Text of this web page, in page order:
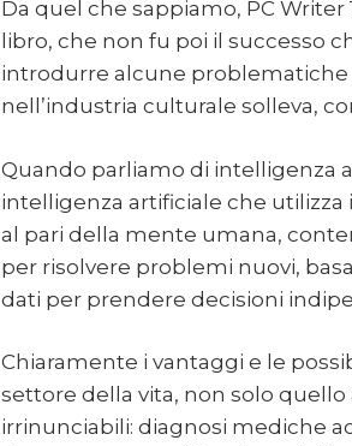
Da quel che sappiamo, PC Writer
libro, che non fu poi il successo
introdurre alcune problematiche
nell’industria culturale solleva,
Quando parliamo di intelligenza
intelligenza artificiale che
al pari della mente umana,
per risolvere problemi nuovi,
dati per prendere decisioni
Chiaramente i vantaggi e le
settore della vita, non solo
irrinunciabili: diagnosi mediche